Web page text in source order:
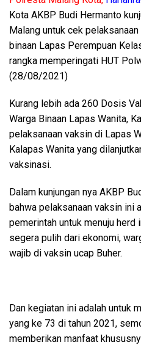
Kota AKBP Budi Hermanto
Malang untuk cek
binaan Lapas Perempuan
rangka memperingati HUT
(28/08/2021)
Kurang lebih ada 260 Dosis
Warga Binaan Lapas Wanita,
pelaksanaan vaksin di Lapas
Kalapas Wanita yang
vaksinasi.
Dalam kunjungan nya AKBP
bahwa pelaksanaan vaksin ini
pemerintah untuk menuju herd
segera pulih dari ekonomi,
wajib di vaksin ucap Buher.
Dan kegiatan ini adalah untuk
yang ke 73 di tahun 2021,
memberikan manfaat